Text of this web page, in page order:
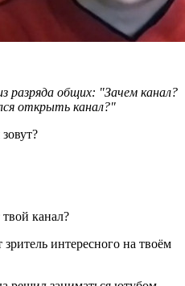
разряда общих: "Зачем канал?
открыть канал?"
канал?
интересного на твоём